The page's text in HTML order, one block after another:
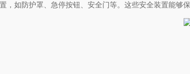
如防护罩、急停按钮、安全门等。这些安全装置能够保